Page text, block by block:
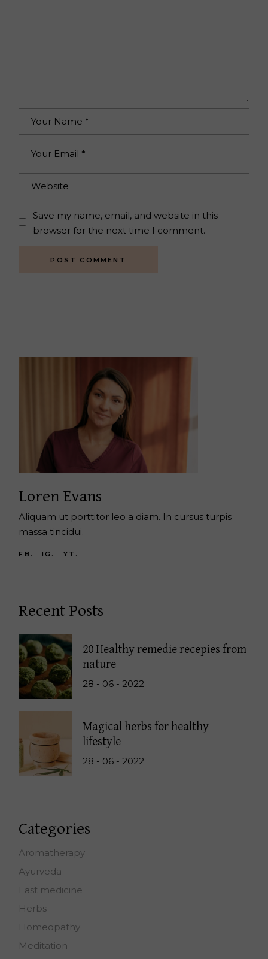
Save my name, email, and website in this
browser for the next time I comment.
POST COMMENT
Loren Evans
Aliquam ut porttitor leo a diam. In cursus turpis
massa tincidui.
FB. IG. YT.
Recent Posts
20 Healthy remedie recepies from
nature
28 - 06 - 2022
Magical herbs for healthy
lifestyle
28 - 06 - 2022
Categories
Aromatherapy
Ayurveda
East medicine
Herbs
Homeopathy
Meditation